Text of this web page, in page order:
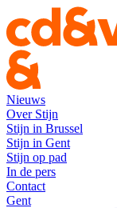
Nieuws
Over Stijn
Stijn in Brussel
Stijn in Gent
Stijn op pad
In de pers
Contact
Gent